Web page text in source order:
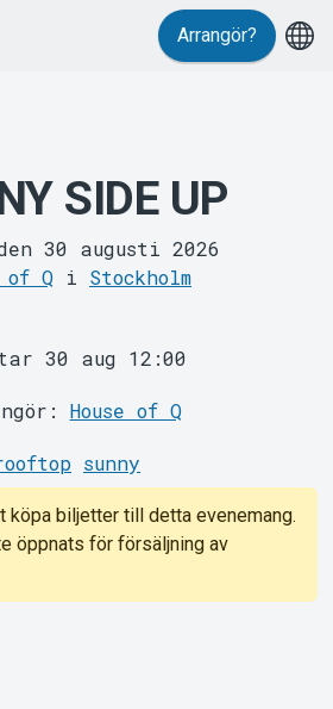
Support
Tickster
Arrangör?
SIDE UP
30 augusti 2026
of Q i Stockholm
30 aug 12:00
House of Q
sunny
köpa biljetter till detta evenemang.
öppnats för försäljning av